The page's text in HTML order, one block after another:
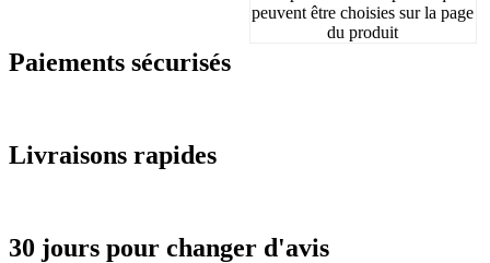
peuvent être choisies sur la page
du produit
Paiements sécurisés
Livraisons rapides
30 jours pour changer d'avis